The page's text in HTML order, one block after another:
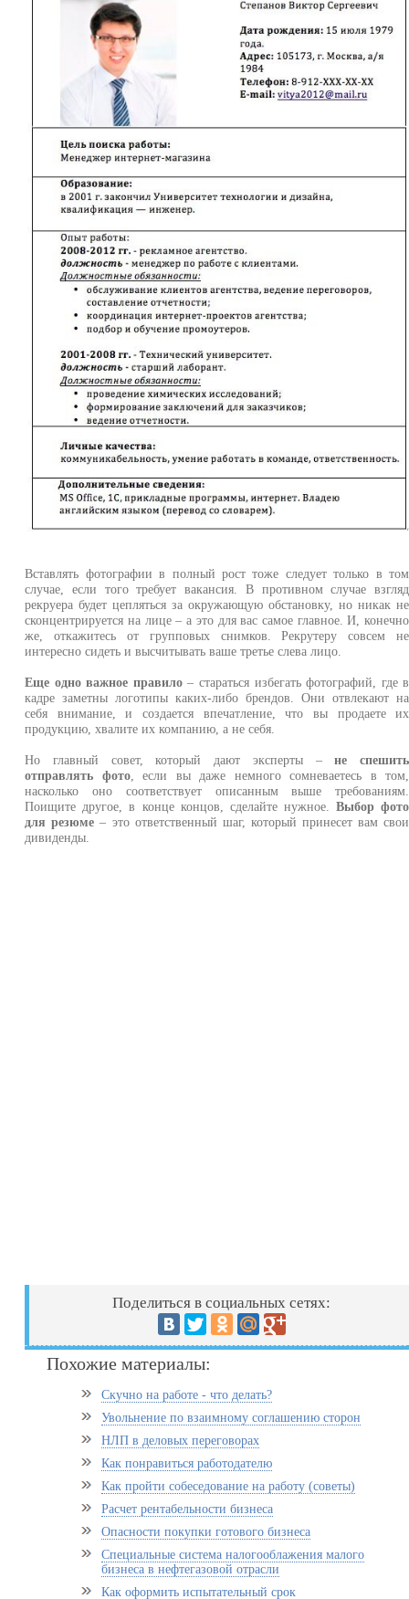
Вставлять фотографии в полный рост тоже следует только в том
случае, если того требует вакансия. В противном случае взгляд
рекруера будет цепляться за окружающую обстановку, но никак не
сконцентрируется на лице – а это для вас самое главное. И, конечно
же, откажитесь от групповых снимков. Рекрутеру совсем не
интересно сидеть и высчитывать ваше третье слева лицо.
Еще одно важное правило– стараться избегать фотографий, где в
кадре заметны логотипы каких-либо брендов. Они отвлекают на
себя внимание, и создается впечатление, что вы продаете их
продукцию, хвалите их компанию, а не себя.
Но главный совет, который дают эксперты –не спешить
отправлять фото, если вы даже немного сомневаетесь в том,
насколько оно соответствует описанным выше требованиям.
Поищите другое, в конце концов, сделайте нужное.Выбор фото
для резюме – это ответственный шаг, который принесет вам свои
дивиденды.
Поделиться в социальных сетях:
Похожие материалы:
Скучно на работе - что делать?
Увольнение по взаимному соглашению сторон
НЛП в деловых переговорах
Как понравиться работодателю
Как пройти собеседование на работу (советы)
Расчет рентабельности бизнеса
Опасности покупки готового бизнеса
Специальные система налогооблажения малого
бизнеса в нефтегазовой отрасли
Как оформить испытательный срок